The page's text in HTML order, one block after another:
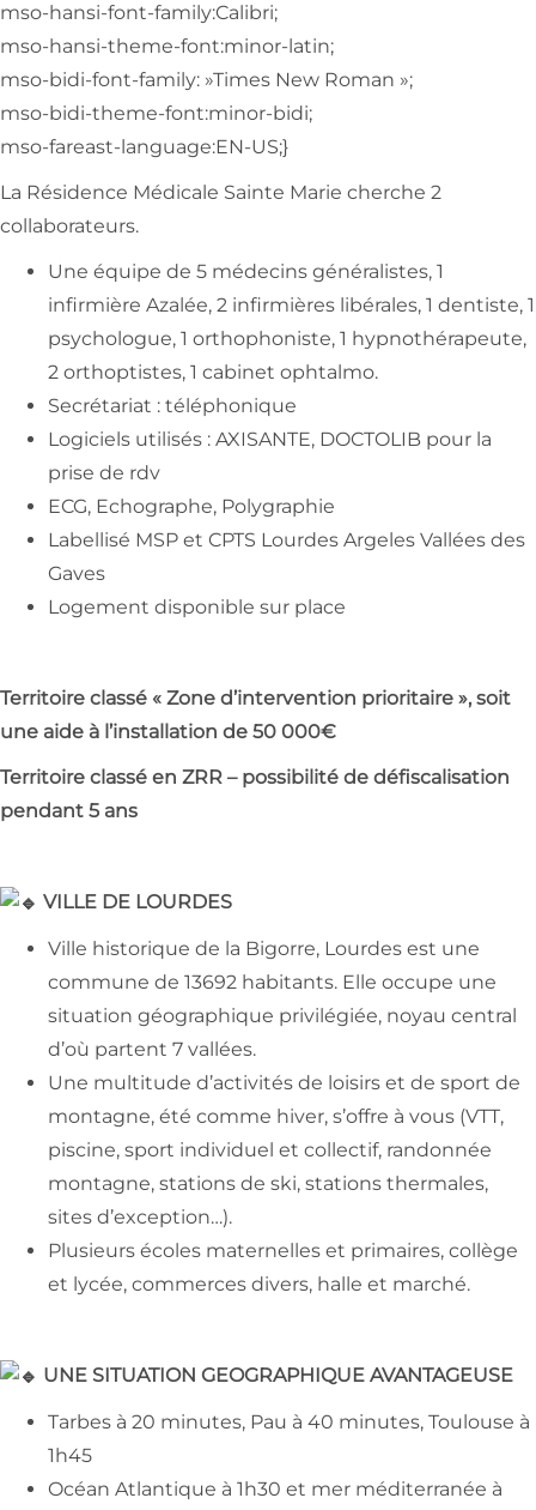
mso-hansi-font-family:Calibri;
mso-hansi-theme-font:minor-latin;
mso-bidi-font-family: »Times New Roman »;
mso-bidi-theme-font:minor-bidi;
mso-fareast-language:EN-US;}
La Résidence Médicale Sainte Marie cherche 2
collaborateurs.
Une équipe de 5 médecins généralistes, 1
infirmière Azalée, 2 infirmières libérales, 1 dentiste, 1
psychologue, 1 orthophoniste, 1 hypnothérapeute,
2 orthoptistes, 1 cabinet ophtalmo.
Secrétariat : téléphonique
Logiciels utilisés : AXISANTE, DOCTOLIB pour la
prise de rdv
ECG, Echographe, Polygraphie
Labellisé MSP et CPTS Lourdes Argeles Vallées des
Gaves
Logement disponible sur place
Territoire classé « Zone d’intervention prioritaire », soit
une aide à l’installation de 50 000€
Territoire classé en ZRR – possibilité de défiscalisation
pendant 5 ans
VILLE DE LOURDES
Ville historique de la Bigorre, Lourdes est une
commune de 13692 habitants. Elle occupe une
situation géographique privilégiée, noyau central
d’où partent 7 vallées.
Une multitude d’activités de loisirs et de sport de
montagne, été comme hiver, s’offre à vous (VTT,
piscine, sport individuel et collectif, randonnée
montagne, stations de ski, stations thermales,
sites d’exception…).
Plusieurs écoles maternelles et primaires, collège
et lycée, commerces divers, halle et marché.
UNE SITUATION GEOGRAPHIQUE AVANTAGEUSE
Tarbes à 20 minutes, Pau à 40 minutes, Toulouse à
1h45
Océan Atlantique à 1h30 et mer méditerranée à